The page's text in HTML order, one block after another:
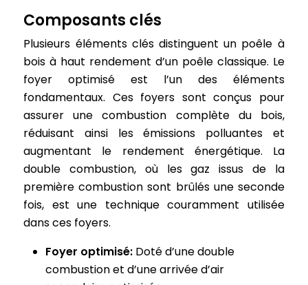
Composants clés
Plusieurs éléments clés distinguent un poêle à
bois à haut rendement d’un poêle classique. Le
foyer optimisé est l’un des éléments
fondamentaux. Ces foyers sont conçus pour
assurer une combustion complète du bois,
réduisant ainsi les émissions polluantes et
augmentant le rendement énergétique. La
double combustion, où les gaz issus de la
première combustion sont brûlés une seconde
fois, est une technique couramment utilisée
dans ces foyers.
Foyer optimisé: Doté d’une double
combustion et d’une arrivée d’air